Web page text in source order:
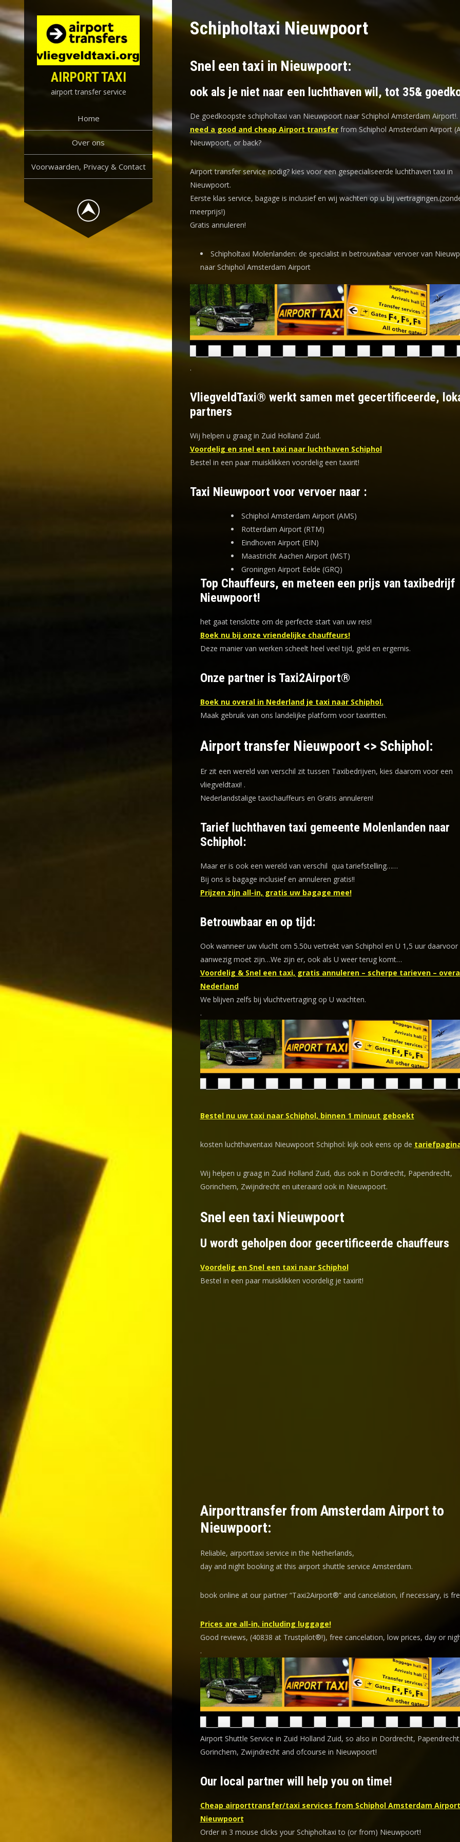
Skip
to
content
AIRPORT TAXI
airport transfer service
Home
Over ons
Voorwaarden, Privacy & Contact
Schipholtaxi Nieuwpoort
Snel een taxi in Nieuwpoort:
ook als je niet naar een luchthaven wil, tot 35&
De goedkoopste schipholtaxi van Nieuwpoort naar Schiphol Amsterdam Airport!.
need a good and cheap Airport transferfrom Schiphol Amsterdam Airport
Nieuwpoort, or back?
Airport transfer service nodig? kies voor een gespecialiseerde luchthaven taxi in
Nieuwpoort.
Eerste klas service, bagage is inclusief en wij wachten op u bij
meerprijs!)
Gratis annuleren!
Schipholtaxi Molenlanden: de specialist in betrouwbaar vervoer van
naar Schiphol Amsterdam Airport
.
VliegveldTaxi® werkt samen met gecertificeerde,
partners
Wij helpen u graag in Zuid Holland Zuid.
Voordelig en snel een taxi naar luchthaven Schiphol
Bestel in een paar muisklikken voordelig een taxirit!
Taxi Nieuwpoort voor vervoer naar :
Schiphol Amsterdam Airport (AMS)
Rotterdam Airport (RTM)
Eindhoven Airport (EIN)
Maastricht Aachen Airport (MST)
Groningen Airport Eelde (GRQ)
Top Chauffeurs, en meteen een prijs van taxibedrijf
Nieuwpoort!
het gaat tenslotte om de perfecte start van uw reis!
Boek nu bij onze vriendelijke chauffeurs!
Deze manier van werken scheelt heel veel tijd, geld en ergernis.
Onze partner is Taxi2Airport®
Boek nu overal in Nederland je taxi naar Schiphol.
Maak gebruik van ons landelijke platform voor taxiritten.
Airport transfer Nieuwpoort <> Schiphol:
Er zit een wereld van verschil zit tussen Taxibedrijven, kies daarom voor een
vliegveldtaxi! .
Nederlandstalige taxichauffeurs en Gratis annuleren!
Tarief luchthaven taxi gemeente Molenlanden naar
Schiphol:
Maar er is ook een wereld van verschil qua tariefstelling……
Bij ons is bagage inclusief en annuleren gratis!!
Prijzen zijn all-in, gratis uw bagage mee!
Betrouwbaar en op tijd:
Ook wanneer uw vlucht om 5.50u vertrekt van Schiphol en U 1,5 uur daarvoor
aanwezig moet zijn…We zijn er, ook als U weer terug komt…
Voordelig & Snel een taxi, gratis annuleren – scherpe tarieven –
Nederland
We blijven zelfs bij vluchtvertraging op U wachten.
.
Bestel nu uw taxi naar Schiphol, binnen 1 minuut geboekt
kosten luchthaventaxi Nieuwpoort Schiphol: kijk ook eens op de
Wij helpen u graag in Zuid Holland Zuid, dus ook in Dordrecht, Papendrecht,
Gorinchem, Zwijndrecht en uiteraard ook in Nieuwpoort.
Snel een taxi Nieuwpoort
U wordt geholpen door gecertificeerde chauffeurs
Voordelig en Snel een taxi naar Schiphol
Bestel in een paar muisklikken voordelig je taxirit!
Airporttransfer from Amsterdam Airport to
Nieuwpoort:
Reliable, airporttaxi service in the Netherlands,
day and night booking at this airport shuttle service Amsterdam.
book online at our partner “Taxi2Airport®” and cancelation, if necessary, is
Prices are all-in, including luggage!
Good reviews, (40838 at Trustpilot®!), free cancelation, low prices, day or
.
Airport Shuttle Service in Zuid Holland Zuid, so also in Dordrecht,
Gorinchem, Zwijndrecht and ofcourse in Nieuwpoort!
Our local partner will help you on time!
Cheap airporttransfer/taxi services from Schiphol Amsterdam
Nieuwpoort
Order in 3 mouse clicks your Schipholtaxi to (or from) Nieuwpoort!